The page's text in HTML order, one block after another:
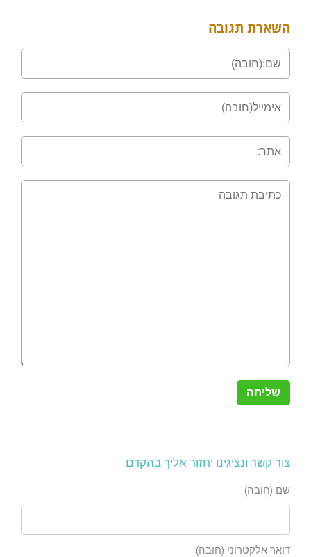
השארת תגובה
צור קשר ונציגינו יחזור אליך בהקדם
שם (חובה)
דואר אלקטרוני (חובה)